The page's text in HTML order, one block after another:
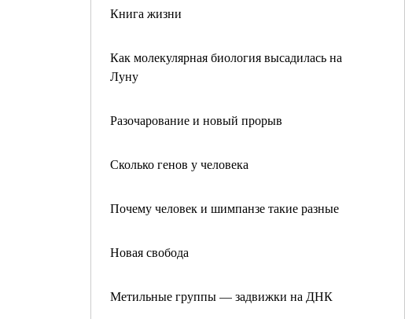
Книга жизни
Как молекулярная биология высадилась на
Луну
Разочарование и новый прорыв
Сколько генов у человека
Почему человек и шимпанзе такие разные
Новая свобода
Метильные группы — задвижки на ДНК